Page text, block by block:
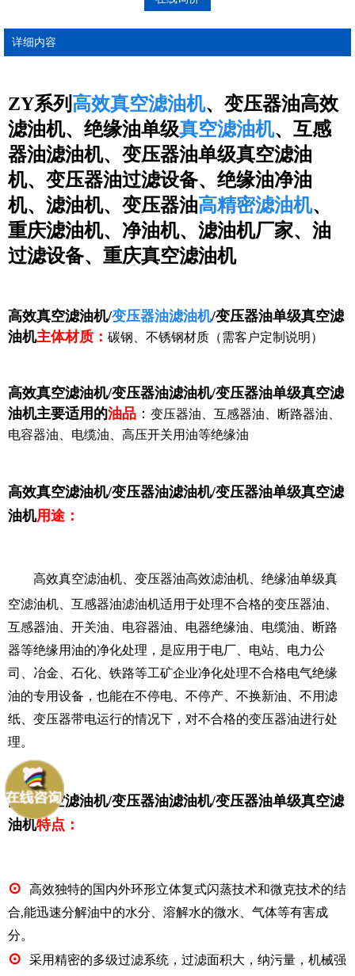
详细内容
ZY系列 高效真空滤油机、变压器油高效
滤油机、绝缘油单级真空滤油机、互感
器油滤油机、变压器油单级真空滤油
机、变压器油过滤设备、绝缘油净油
机、滤油机、变压器油高精密滤油机、
重庆滤油机、 净油机、 滤油机厂家、油
过滤设备、重庆真空滤油机
高效真空滤油机/变压器油滤油机/变压器油单级真空滤
油机主体材质： 碳钢、不锈钢材质（需客户定制说明）
高效真空滤油机/变压器油滤油机/变压器油单级真空滤
油机主要适用的油品 ： 变压器油、互感器油、断路器油、
电容器油、电缆油、高压开关用油等绝缘油
高效真空滤油机/变压器油滤油机/变压器油单级真空滤
油机用途：
高效真空滤油机、变压器油高效滤油机、绝缘油单级真
空滤油机、互感器油滤油机适用于处理不合格的变压器油、
互感器油、开关油、电容器油、电器绝缘油、电缆油、断路
器等绝缘用油的净化处理，是应用于电厂、电站、电力公
司、冶金、石化、铁路等工矿企业净化处理不合格电气绝缘
油的专用设备，也能在不停电、不停产、不换新油、不用滤
纸、变压器带电运行的情况下 ，对不合格的变压器油进行处
理。
高效真空滤油机/变压器油滤油机/变压器油单级真空滤
油机特点：
⊙ 高效独特的国内外环形立体复式闪蒸技术和微克技术的结
合,能迅速分解油中的水分、溶解水的微水、气体等有害成
分。
⊙ 采用精密的多级过滤系统， 过滤面积大，纳污量，机械强